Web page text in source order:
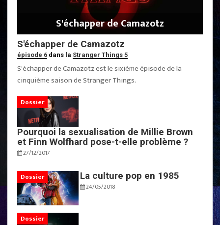
S'échapper de Camazotz
S'échapper de Camazotz
épisode 6 dans la Stranger Things 5
S'échapper de Camazotz est le sixième épisode de la
cinquième saison de Stranger Things.
Dossier
Pourquoi la sexualisation de Millie Brown
et Finn Wolfhard pose-t-elle problème ?
27/12/2017
Dossier La culture pop en 1985
24/05/2018
Dossier